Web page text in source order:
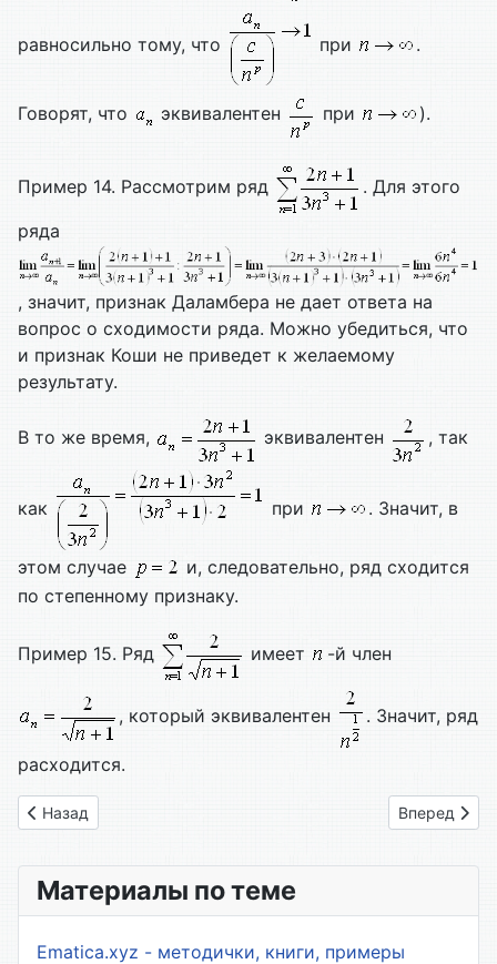
равносильно тому, что при .
Говорят, что эквивалентен при ).
Пример 14. Рассмотрим ряд
. Для этого
ряда
, значит, признак Даламбера не дает ответа на
вопрос о сходимости ряда. Можно убедиться, что
и признак Коши не приведет к желаемому
результату.
В то же время, эквивалентен , так
как при . Значит, в
этом случае
и, следовательно, ряд сходится
по степенному признаку.
Пример 15. Ряд имеет -й член
, который эквивалентен . Значит, ряд
расходится.
Предыдущий: 32. Лекция 24. Ряды. Основные понятия
Назад Следующий:
Вперед
Материалы по теме
Ematica.xyz - методички, книги, примеры